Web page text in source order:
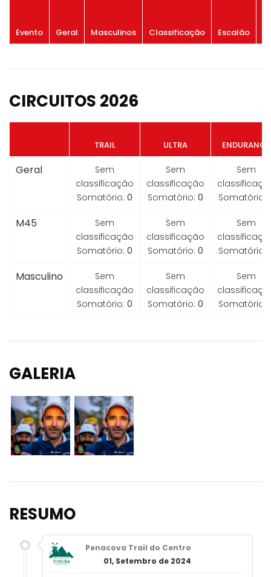
Evento Geral Masculinos Classificação Escalão
CIRCUITOS 2026
TRAIL ULTRA ENDURANCE
Geral
Sem
classificação
Somatório: 0
Sem
classificação
Somatório: 0
Sem
Somatório:
M45
Sem
classificação
Somatório: 0
Sem
classificação
Somatório: 0
Sem
Somatório:
Masculino
Sem
classificação
Somatório: 0
Sem
classificação
Somatório: 0
Sem
Somatório:
GALERIA
RESUMO
Penacova Trail do Centro
01, Setembro de 2024